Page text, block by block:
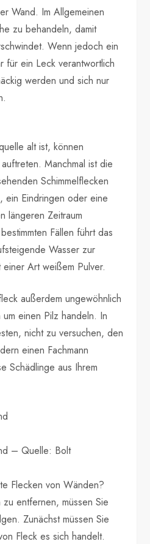
Wand. Im Allgemeinen
zu behandeln, damit
Wenn jedoch ein
für ein Leck verantwortlich
werden und sich nur
alt ist, können
Manchmal ist die
Schimmelflecken
Eindringen oder eine
längeren Zeitraum
Fällen führt das
Wasser zur
Art weißem Pulver.
außerdem ungewöhnlich
einen Pilz handeln. In
nicht zu versuchen, den
einen Fachmann
Schädlinge aus Ihrem
– Quelle: Bolt
Flecken von Wänden?
entfernen, müssen Sie
Zunächst müssen Sie
Fleck es sich handelt.